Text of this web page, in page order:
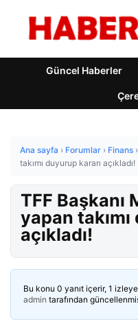
Güncel Haberler
Ana sayfa › Forumlar › Finans ›
takımı duyurup kararı açıkladı!
TFF Başkanı
yapan
açıkladı!
Bu konu 0 yanıt içerir, 1
admin tarafından